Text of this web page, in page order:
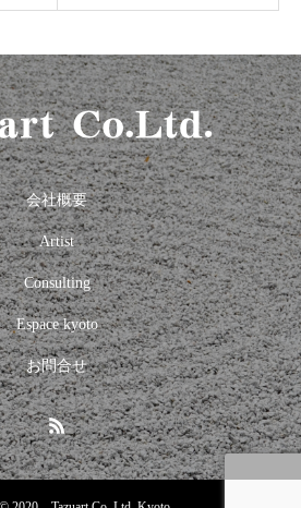
会社概要
Artist
Consulting
Espace kyoto
お問合せ